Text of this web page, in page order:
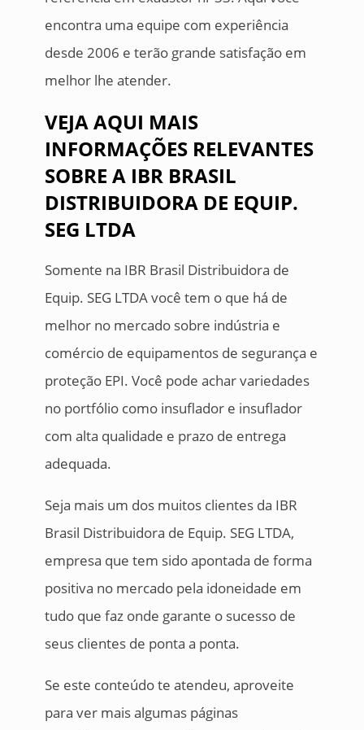
encontra uma equipe com experiência
desde 2006 e terão grande satisfação em
melhor lhe atender.
VEJA AQUI MAIS
INFORMAÇÕES RELEVANTES
SOBRE A IBR BRASIL
DISTRIBUIDORA DE EQUIP.
SEG LTDA
Somente na IBR Brasil Distribuidora de
Equip. SEG LTDA você tem o que há de
melhor no mercado sobre indústria e
comércio de equipamentos de segurança e
proteção EPI. Você pode achar variedades
no portfólio como insuflador e insuflador
com alta qualidade e prazo de entrega
adequada.
Seja mais um dos muitos clientes da IBR
Brasil Distribuidora de Equip. SEG LTDA,
empresa que tem sido apontada de forma
positiva no mercado pela idoneidade em
tudo que faz onde garante o sucesso de
seus clientes de ponta a ponta.
Se este conteúdo te atendeu, aproveite
para ver mais algumas páginas